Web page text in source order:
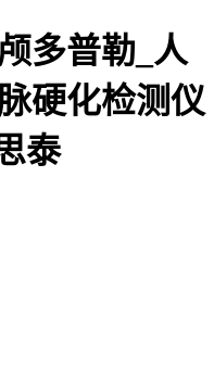
多普勒_人
硬化检测仪
泰